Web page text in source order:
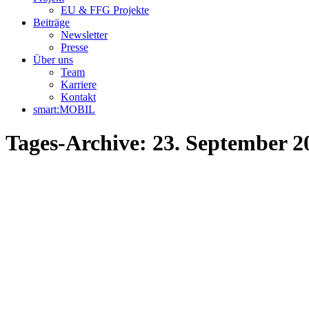
EU & FFG Projekte
Beiträge
Newsletter
Presse
Über uns
Team
Karriere
Kontakt
smart:MOBIL
Tages-Archive: 23. September